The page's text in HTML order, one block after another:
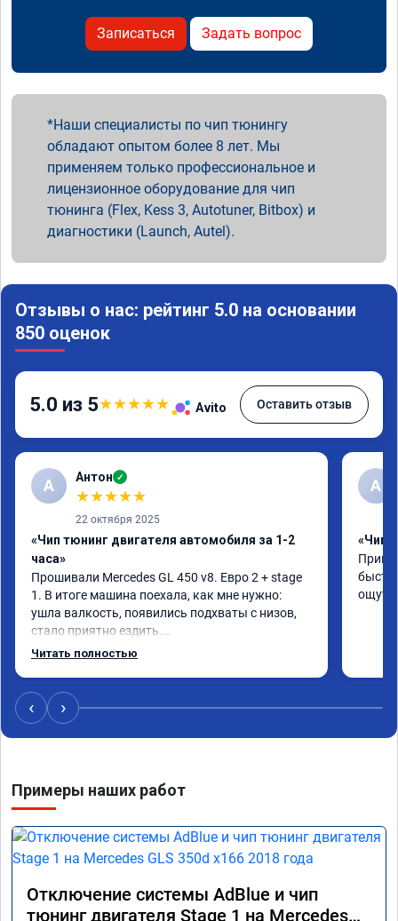
Записаться Задать вопрос
Наши специалисты по чип тюнингу
обладают опытом более 8 лет. Мы
применяем только профессиональное и
лицензионное оборудование для чип
тюнинга (Flex, Kess 3, Autotuner, Bitbox) и
диагностики (Launch, Autel).
Отзывы о нас: рейтинг 5.0 на основании
850 оценок
5.0 из 5★★★★★ Avito Оставить отзыв
А Антон ✓
★★★★★
22 октября 2025
«Чип тюнинг двигателя автомобиля за 1-2
часа»
Прошивали Mercedes GL 450 v8. Евро 2 + stage
1. В итоге машина поехала, как мне нужно:
ушла валкость, появились подхваты с низов,
стало приятно ездить.
Одни из лучших трат, в авто! 🔥
Читать полностью
A
«Чип
‹ ›
Примеры наших работ
Отключение системы AdBlue и чип
тюнинг двигателя Stage 1 на Mercedes